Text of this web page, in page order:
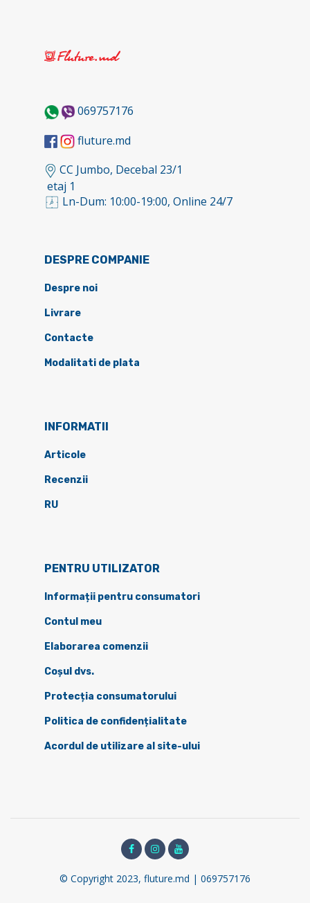
069757176
fluture.md
CC Jumbo, Decebal 23/1
etaj 1
Ln-Dum: 10:00-19:00, Online 24/7
DESPRE COMPANIE
Despre noi
Livrare
Contacte
Modalitati de plata
INFORMATII
Articole
Recenzii
RU
PENTRU UTILIZATOR
Informații pentru consumatori
Contul meu
Elaborarea comenzii
Coșul dvs.
Protecția consumatorului
Politica de confidențialitate
Acordul de utilizare al site-ului
© Copyright 2023, fluture.md | 069757176